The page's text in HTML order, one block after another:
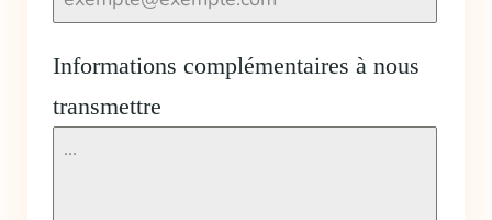
Informations complémentaires à nous
transmettre